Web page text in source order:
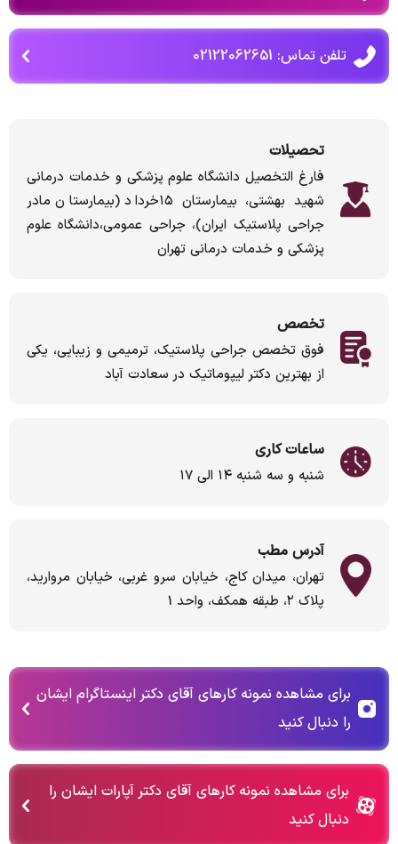
تلفن تماس: 02122062651
تحصیلات
فارغ التخصیل دانشگاه علوم پزشکی و خدمات درمانی
شهید بهشتی، بیمارستان ۱۵خرداد (بیمارستان مادر
جراحی پلاستیک ایران)، جراحی عمومی،دانشگاه علوم
پزشکی و خدمات درمانی تهران
تخصص
فوق تخصص جراحی پلاستیک، ترمیمی و زیبایی، یکی
از بهترین دکتر لیپوماتیک در سعادت آباد
ساعات کاری
شنبه و سه شنبه ۱۴ الی ۱۷
آدرس مطب
تهران، میدان کاج، خیابان سرو غربی، خیابان مروارید،
پلاک ۲، طبقه همکف، واحد 1
برای مشاهده نمونه کارهای آقای دکتر اینستاگرام ایشان
را دنبال کنید
برای مشاهده نمونه کارهای آقای دکتر آپارات ایشان را
دنبال کنید